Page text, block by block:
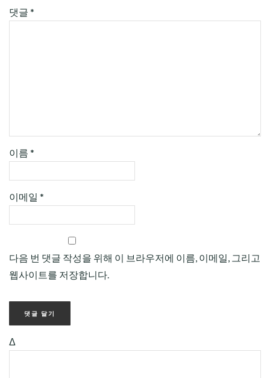
댓글 *
이름 *
이메일 *
다음 번 댓글 작성을 위해 이 브라우저에 이름, 이메일, 그리고
웹사이트를 저장합니다.
Δ